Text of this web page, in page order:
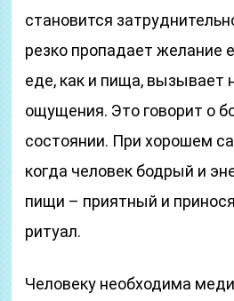
становится
резко пропадает желание
еде, как и пища, вызывает
ощущения. Это говорит о
состоянии. При хорошем
когда человек бодрый и
пищи – приятный и
ритуал.
Человеку необходима